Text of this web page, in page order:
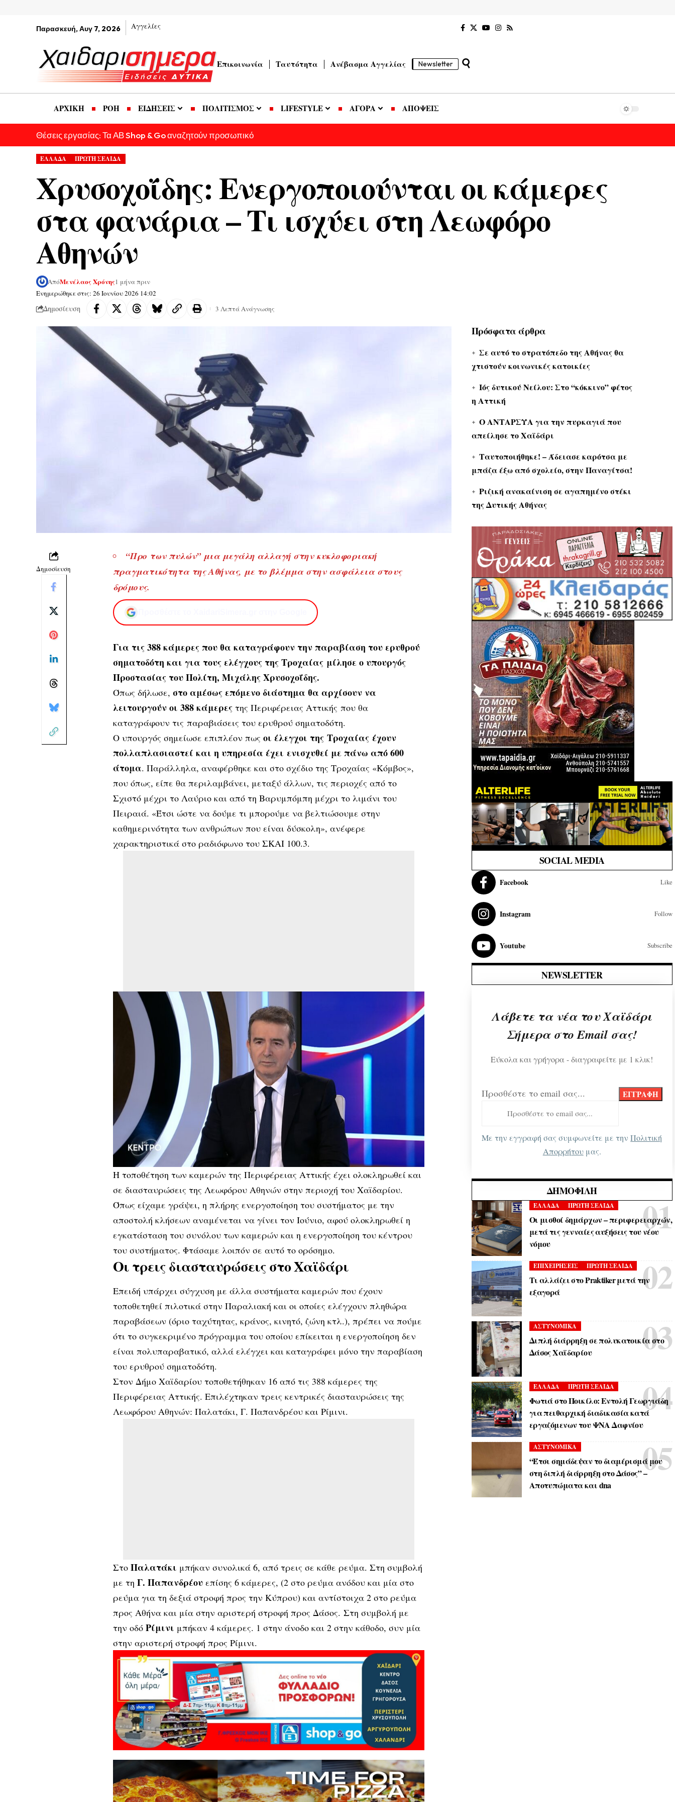
Παρασκευή, Αυγ 7, 2026 Αγγελίες
Επικοινωνία Ταυτότητα Ανέβασμα Αγγελίας Newsletter
ΑΡΧΙΚΗ ΡΟΗ ΕΙΔΗΣΕΙΣ ΠΟΛΙΤΙΣΜΟΣ LIFESTYLE ΑΓΟΡΑ ΑΠΟΨΕΙΣ
Θέσεις εργασίας: Τα ΑΒ Shop & Go αναζητούν προσωπικό
ΕΛΛΑΔΑ ΠΡΩΤΗ ΣΕΛΙΔΑ
Χρυσοχοΐδης: Ενεργοποιούνται οι κάμερες
στα φανάρια – Τι ισχύει στη Λεωφόρο
Αθηνών
Ενημερώθηκε στις: 26 Ιουνίου 2026 14:02
ΑπόΜενέλαος Χρόνης1 μήνα πριν
Δημοσίευση 3 Λεπτά Ανάγνωσης
Δημοσίευση
“Προ των πυλών” μια μεγάλη αλλαγή στην κυκλοφοριακή
πραγματικότητα της Αθήνας, με το βλέμμα στην ασφάλεια στους
δρόμους.
Για τις 388 κάμερες που θα καταγράφουν την παραβίαση του ερυθρού
σηματοδότη και για τους ελέγχους της Τροχαίας μίλησε ο υπουργός
Προστασίας του Πολίτη, Μιχάλης Χρυσοχοΐδης.
Όπως δήλωσε, στο αμέσως επόμενο διάστημα θα αρχίσουν να
λειτουργούν οι 388 κάμερεςτης Περιφέρειας Αττικής που θα
καταγράφουν τις παραβιάσεις του ερυθρού σηματοδότη.
Ο υπουργός σημείωσε επιπλέον πως οι έλεγχοι της Τροχαίας έχουν
πολλαπλασιαστεί και η υπηρεσία έχει ενισχυθεί με πάνω από 600
άτομα. Παράλληλα, αναφέρθηκε και στο σχέδιο της Τροχαίας «Κόμβος»,
που όπως, είπε θα περιλαμβάνει, μεταξύ άλλων, τις περιοχές από το
Σχιστό μέχρι το Λαύριο και από τη Βαρυμπόμπη μέχρι το λιμάνι του
Πειραιά. «Έτσι ώστε να δούμε τι μπορούμε να βελτιώσουμε στην
καθημερινότητα των ανθρώπων που είναι δύσκολη», ανέφερε
χαρακτηριστικά στο ραδιόφωνο του ΣΚΑΙ 100.3.
Η τοποθέτηση των καμερών της Περιφέρειας Αττικής έχει ολοκληρωθεί και
σε διασταυρώσεις της Λεωφόρου Αθηνών στην περιοχή του Χαϊδαρίου.
Όπως είχαμε γράψει, η πλήρης ενεργοποίηση του συστήματος με την
αποστολή κλήσεων αναμένεται να γίνει τον Ιούνιο, αφού ολοκληρωθεί η
εγκατάσταση του συνόλου των καμερών και η ενεργοποίηση του κέντρου
του συστήματος. Φτάσαμε λοιπόν σε αυτό το ορόσημο.
Οι τρεις διασταυρώσεις στο Χαϊδάρι
Επειδή υπάρχει σύγχυση με άλλα συστήματα καμερών που έχουν
τοποθετηθεί πιλοτικά στην Παραλιακή και οι οποίες ελέγχουν πληθώρα
παραβάσεων (όριο ταχύτητας, κράνος, κινητό, ζώνη κτλ.), πρέπει να πούμε
ότι το συγκεκριμένο πρόγραμμα του οποίου επίκειται η ενεργοποίηση δεν
είναι πολυπαραβατικό, αλλά ελέγχει και καταγράφει μόνο την παραβίαση
του ερυθρού σηματοδότη.
Στον Δήμο Χαϊδαρίου τοποθετήθηκαν 16 από τις 388 κάμερες της
Περιφέρειας Αττικής. Επιλέχτηκαν τρεις κεντρικές διασταυρώσεις της
Λεωφόρου Αθηνών: Παλατάκι, Γ. Παπανδρέου και Ρίμινι.
Στο Παλατάκι μπήκαν συνολικά 6, από τρεις σε κάθε ρεύμα. Στη συμβολή
με τη Γ. Παπανδρέουεπίσης 6 κάμερες, (2 στο ρεύμα ανόδου και μία στο
ρεύμα για τη δεξιά στροφή προς την Κύπρου) και αντίστοιχα 2 στο ρεύμα
προς Αθήνα και μία στην αριστερή στροφή προς Δάσος. Στη συμβολή με
την οδό Ρίμινι μπήκαν 4 κάμερες. 1 στην άνοδο και 2 στην κάθοδο, συν μία
στην αριστερή στροφή προς Ρίμινι.
Πρόσφατα άρθρα
Σε αυτό το στρατόπεδο της Αθήνας θα
χτιστούν κοινωνικές κατοικίες
Ιός δυτικού Νείλου: Στο “κόκκινο” φέτος
η Αττική
Ο ΑΝΤΑΡΣΥΑ για την πυρκαγιά που
απείλησε το Χαϊδάρι
Ταυτοποιήθηκε! – Άδειασε καρότσα με
μπάζα έξω από σχολείο, στην Παναγίτσα!
Ριζική ανακαίνιση σε αγαπημένο στέκι
της Δυτικής Αθήνας
SOCIAL MEDIA
Facebook Like
Instagram Follow
Youtube Subscribe
NEWSLETTER
Λάβετε τα νέα του Χαϊδάρι
Σήμερα στο Email σας!
Εύκολα και γρήγορα - διαγραφείτε με 1 κλικ!
Προσθέστε το email σας...
Με την εγγραφή σας συμφωνείτε με τηνΠολιτική
Απορρήτουμας.
ΔΗΜΟΦΙΛΉ
ΕΛΛΑΔΑ ΠΡΩΤΗ ΣΕΛΙΔΑ
Οι μισθοί δημάρχων – περιφερειαρχών,
μετά τις γενναίες αυξήσεις του νέου
νόμου
ΕΠΙΧΕΙΡΗΣΕΙΣ ΠΡΩΤΗ ΣΕΛΙΔΑ
Τι αλλάζει στο Praktiker μετά την
εξαγορά
ΑΣΤΥΝΟΜΙΚΑ
Διπλή διάρρηξη σε πολυκατοικία στο
Δάσος Χαϊδαρίου
ΕΛΛΑΔΑ ΠΡΩΤΗ ΣΕΛΙΔΑ
Φωτιά στο Ποικίλο: Εντολή Γεωργιάδη
για πειθαρχική διαδικασία κατά
εργαζόμενων του ΨΝΑ Δαφνίου
ΑΣΤΥΝΟΜΙΚΑ
“Έτσι σημάδεψαν το διαμέρισμά μου
στη διπλή διάρρηξη στο Δάσος” –
Αποτυπώματα και dna